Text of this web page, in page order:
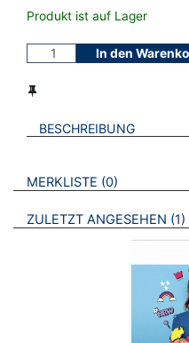
Produkt ist auf Lager
In den
BESCHREIBUNG
VERWEISE AUF
MERKLISTE 0
ZULETZT ANGESEHEN 1